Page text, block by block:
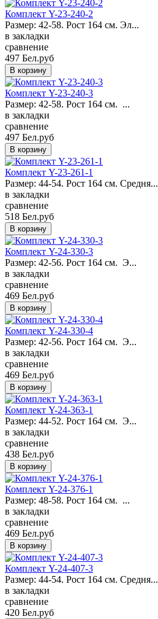
Комплект Y-23-240-2
Размер: 42-58. Рост 164 см. Эл...
в закладки
сравнение
497 Бел.руб
Комплект Y-23-240-3
Размер: 42-58. Рост 164 см. ...
в закладки
сравнение
497 Бел.руб
Комплект Y-23-261-1
Размер: 44-54. Рост 164 см. Средня...
в закладки
сравнение
518 Бел.руб
Комплект Y-24-330-3
Размер: 42-56. Рост 164 см. Э...
в закладки
сравнение
469 Бел.руб
Комплект Y-24-330-4
Размер: 42-56. Рост 164 см. Э...
в закладки
сравнение
469 Бел.руб
Комплект Y-24-363-1
Размер: 44-52. Рост 164 см. Э...
в закладки
сравнение
438 Бел.руб
Комплект Y-24-376-1
Размер: 48-58. Рост 164 см. ...
в закладки
сравнение
469 Бел.руб
Комплект Y-24-407-3
Размер: 44-54. Рост 164 см. Средня...
в закладки
сравнение
420 Бел.руб